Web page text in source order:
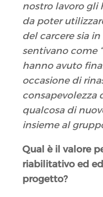
nostro lavoro gli
da poter
del carcere sia
sentivano come
hanno avuto
occasione di
consapevolezza
qualcosa di
insieme al
Qual è il valore
riabilitativo ed
progetto?